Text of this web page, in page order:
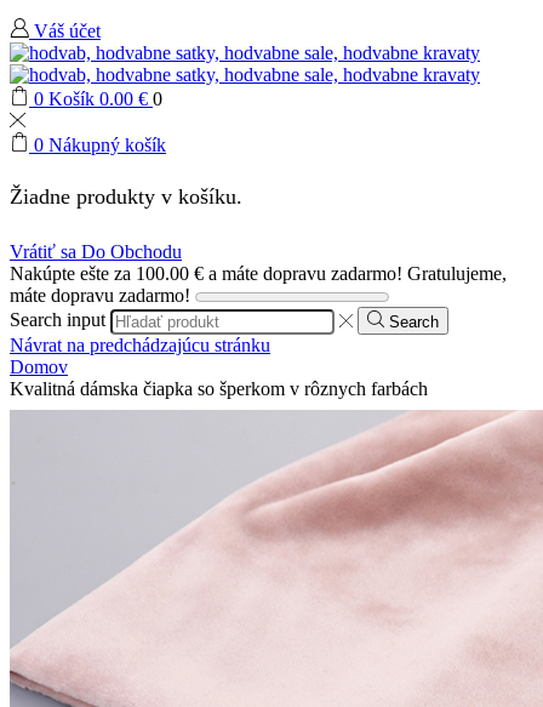
Váš účet
0 Košík 0.00 € 0
0 Nákupný košík
Žiadne produkty v košíku.
Vrátiť sa Do Obchodu
Nakúpte ešte za 100.00 € a máte dopravu zadarmo! Gratulujeme,
máte dopravu zadarmo!
Search input
Search
Návrat na predchádzajúcu stránku
Domov
Kvalitná dámska čiapka so šperkom v rôznych farbách